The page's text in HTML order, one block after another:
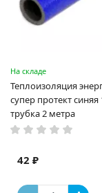
На складе
Теплоизоляция
супер протект синяя
трубка 2 метра
42 ₽